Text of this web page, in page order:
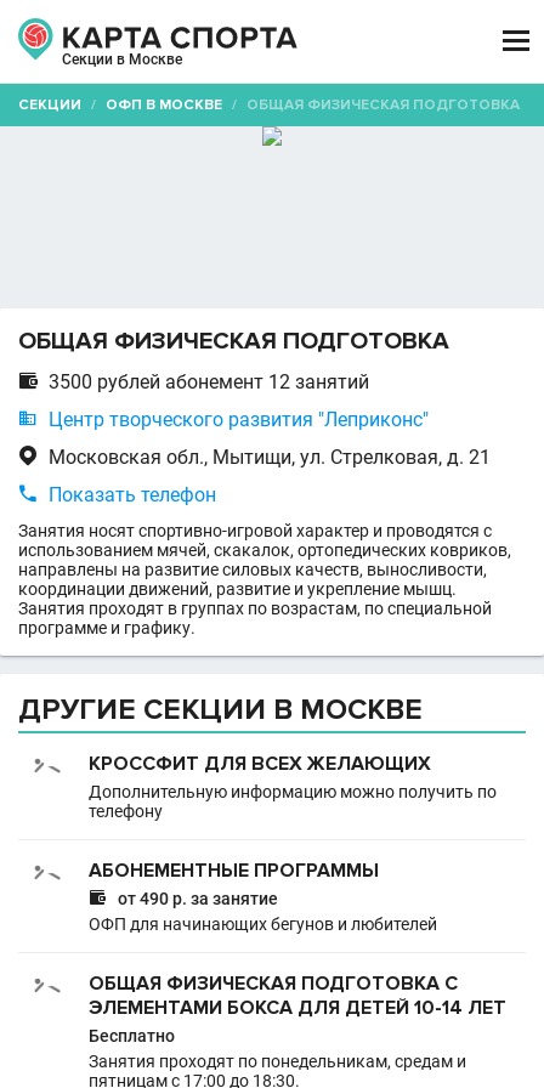
Секции в Москве

СЕКЦИИ / ОФП В МОСКВЕ / ОБЩАЯ ФИЗИЧЕСКАЯ ПОДГОТОВКА
ОБЩАЯ ФИЗИЧЕСКАЯ ПОДГОТОВКА
 3500 рублей абонемент 12 занятий
 Центр творческого развития "Леприконс"
 Московская обл., Мытищи, ул. Стрелковая, д. 21
 Показать телефон
Занятия носят спортивно-игровой характер и проводятся с
использованием мячей, скакалок, ортопедических ковриков,
направлены на развитие силовых качеств, выносливости,
координации движений, развитие и укрепление мышц.
Занятия проходят в группах по возрастам, по специальной
программе и графику.
ДРУГИЕ СЕКЦИИ В МОСКВЕ
КРОССФИТ ДЛЯ ВСЕХ ЖЕЛАЮЩИХ
Дополнительную информацию можно получить по
телефону
АБОНЕМЕНТНЫЕ ПРОГРАММЫ

от 490 р. за занятие
ОФП для начинающих бегунов и любителей
ОБЩАЯ ФИЗИЧЕСКАЯ ПОДГОТОВКА С
ЭЛЕМЕНТАМИ БОКСА ДЛЯ ДЕТЕЙ 10-14 ЛЕТ
Бесплатно
Занятия проходят по понедельникам, средам и
пятницам с 17:00 до 18:30.